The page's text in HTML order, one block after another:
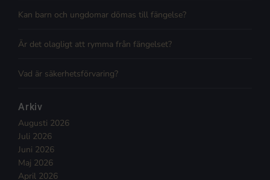
Kan barn och ungdomar dömas till fängelse?
Är det olagligt att rymma från fängelset?
Vad är säkerhetsförvaring?
Arkiv
Augusti 2026
Juli 2026
Juni 2026
Maj 2026
April 2026